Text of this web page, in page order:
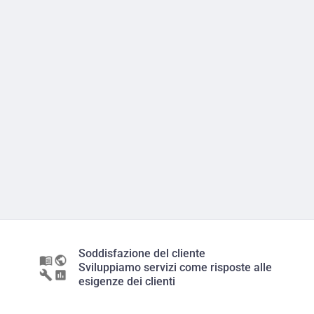
Soddisfazione del cliente
Sviluppiamo servizi come risposte alle
esigenze dei clienti